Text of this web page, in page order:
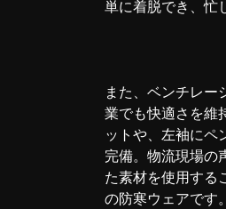
単に着脱でき、忙
また、ベンチレー
業でも快適さを維
ットや、左袖にペ
完備。物流現場の
た素材を使用する
の防寒ウェアです。